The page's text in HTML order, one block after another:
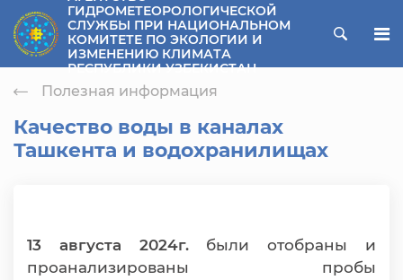
menu
ГИДРОМЕТЕОРОЛОГИЧЕСКОЙ
СЛУЖБЫ ПРИ НАЦИОНАЛЬНОМ
КОМИТЕТЕ ПО ЭКОЛОГИИ И
ИЗМЕНЕНИЮ КЛИМАТА
РЕСПУБЛИКИ УЗБЕКИСТАН
Полезная информация
Качество воды в каналах
Ташкента и водохранилищах
13 августа 2024г.были отобраны и
проанализированы пробы